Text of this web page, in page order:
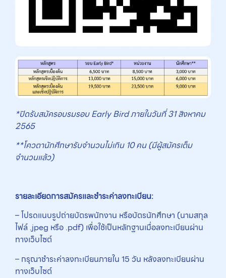
*ปิดรับสมัครอบรมรอบEarly Birdภายในวันที่31 สิงหาคม
2565
**โควตานักศึกษารับจำนวนไม่เกิน 10 คน (มีผู้สมัครเต็ม
จำนวนแล้ว)
รายละเอียดการสมัครและชำระค่าลงทะเบียน:
– โปรดแนบรูปถ่ายบัตรพนักงาน หรือบัตรนักศึกษา (นามสกุล
ไฟล์ .jpeg หรือ .pdf) เพื่อใช้เป็นหลักฐานเมื่อลงทะเบียนผ่าน
ทางเว็บไซต์
– กรุณาชำระค่าลงทะเบียนภายใน 15 วัน หลังลงทะเบียนผ่าน
ทางเว็บไซต์